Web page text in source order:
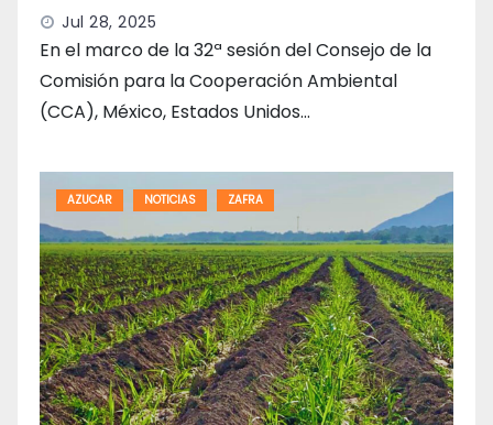
Jul 28, 2025
En el marco de la 32ª sesión del Consejo de la
Comisión para la Cooperación Ambiental
(CCA), México, Estados Unidos…
AZUCAR NOTICIAS ZAFRA